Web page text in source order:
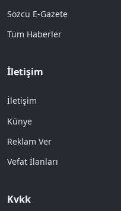
Sözcü E-Gazete
Tüm Haberler
İletişim
İletişim
Künye
Reklam Ver
Vefat İlanları
Kvkk